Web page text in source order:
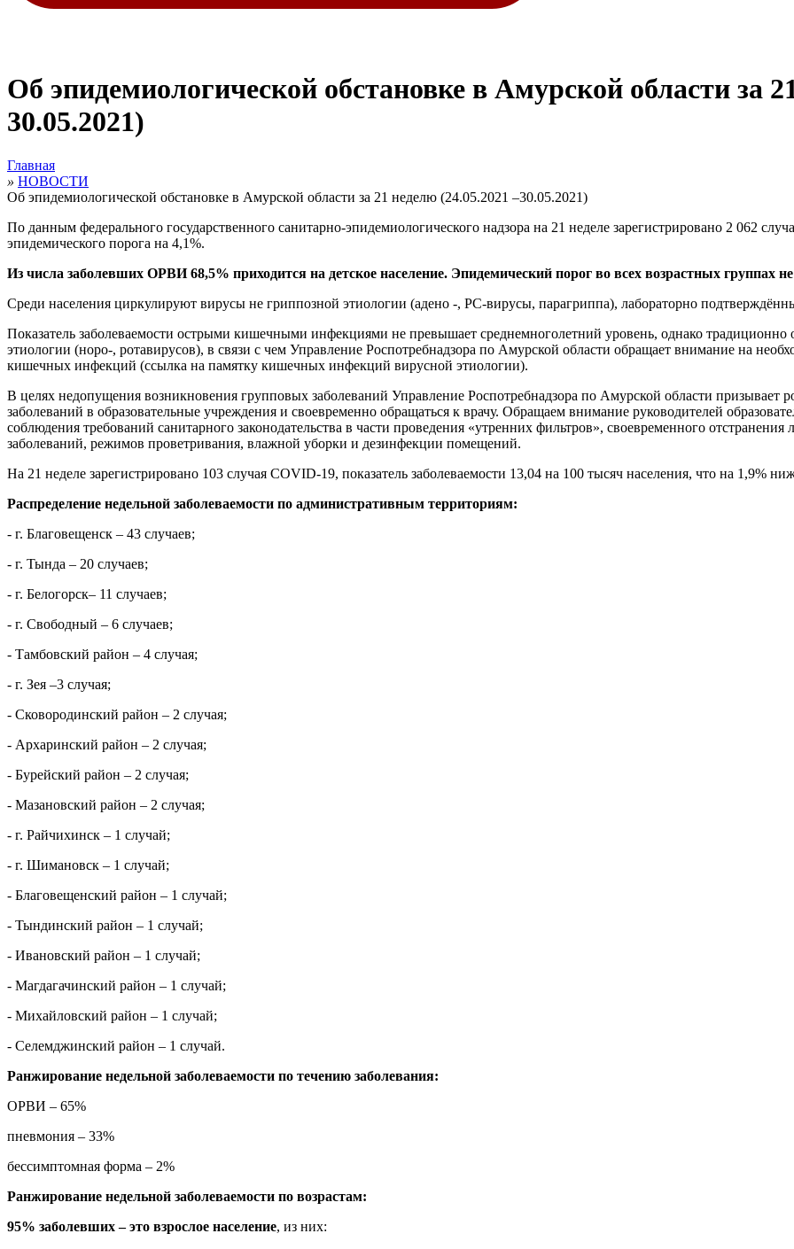
Об эпидемиологической обстановке в Амурской области за
30.05.2021)
Главная
» НОВОСТИ
Об эпидемиологической обстановке в Амурской области за 21 неделю (24.05.2021 –30.05.2021)
По данным федерального государственного санитарно-эпидемиологического надзора на 21 неделе зарегистрировано 2 062
эпидемического порога на 4,1%.
Из числа заболевших ОРВИ 68,5% приходится на детское население. Эпидемический порог во всех возрастных группах
Среди населения циркулируют вирусы не гриппозной этиологии (адено -, РС-вирусы, парагриппа), лабораторно
Показатель заболеваемости острыми кишечными инфекциями не превышает среднемноголетний уровень, однако
этиологии (норо-, ротавирусов), в связи с чем Управление Роспотребнадзора по Амурской области обращает внимание на
кишечных инфекций (ссылка на памятку кишечных инфекций вирусной этиологии).
В целях недопущения возникновения групповых заболеваний Управление Роспотребнадзора по Амурской области призывает
заболеваний в образовательные учреждения и своевременно обращаться к врачу. Обращаем внимание руководителей
соблюдения требований санитарного законодательства в части проведения «утренних фильтров», своевременного
заболеваний, режимов проветривания, влажной уборки и дезинфекции помещений.
На 21 неделе зарегистрировано 103 случая COVID-19, показатель заболеваемости 13,04 на 100 тысяч населения, что на 1,9%
Распределение недельной заболеваемости по административным территориям:
- г. Благовещенск – 43 случаев;
- г. Тында – 20 случаев;
- г. Белогорск– 11 случаев;
- г. Свободный – 6 случаев;
- Тамбовский район – 4 случая;
- г. Зея –3 случая;
- Сковородинский район – 2 случая;
- Архаринский район – 2 случая;
- Бурейский район – 2 случая;
- Мазановский район – 2 случая;
- г. Райчихинск – 1 случай;
- г. Шимановск – 1 случай;
- Благовещенский район – 1 случай;
- Тындинский район – 1 случай;
- Ивановский район – 1 случай;
- Магдагачинский район – 1 случай;
- Михайловский район – 1 случай;
- Селемджинский район – 1 случай.
Ранжирование недельной заболеваемости по течению заболевания:
ОРВИ – 65%
пневмония – 33%
бессимптомная форма – 2%
Ранжирование недельной заболеваемости по возрастам:
95% заболевших – это взрослое население, из них: